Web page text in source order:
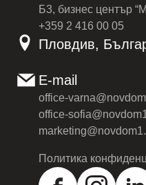
Б3, бизнес център
+359 2 416 00 05
Пловдив,
E-mail
office-
office-
Политика